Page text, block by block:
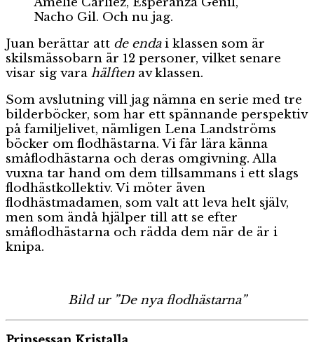
Nacho Gil. Och nu jag.
Juan berättar att de endai klassen som är
skilsmässobarn är 12 personer, vilket senare
visar sig vara hälften av klassen.
Som avslutning vill jag nämna en serie med tre
bilderböcker, som har ett spännande perspektiv
på familjelivet, nämligen Lena Landströms
böcker om flodhästarna. Vi får lära känna
småflodhästarna och deras omgivning. Alla
vuxna tar hand om dem tillsammans i ett slags
flodhästkollektiv. Vi möter även
flodhästmadamen, som valt att leva helt själv,
men som ändå hjälper till att se efter
småflodhästarna och rädda dem när de är i
knipa.
Bild ur ”De nya flodhästarna”